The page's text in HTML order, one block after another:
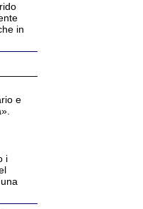
in
e
i